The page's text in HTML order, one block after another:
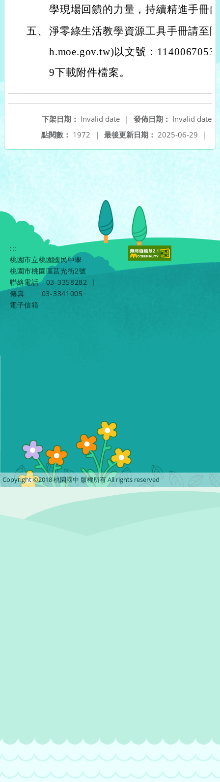
學現場回饋的力量，持續精進手冊
五、 淨零綠生活教學資源工具手冊請至
h.moe.gov.tw)以文號：
9下載附件檔案。
發佈日期： Invalid date
下架日期： Invalid date
|
最後更新日期： 2025-06-29 |
點閱數： 1972 |
:::
桃園市立桃園國民中學
桃園市桃園區莒光街2號
聯絡電話
03-3358282
|
傳真
03-3341005
電子信箱
Copyright ©2018 桃園國中 版權所有 All rights reserved